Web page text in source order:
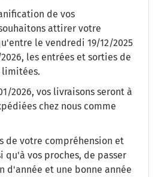
de vos
attirer votre
le vendredi 19/12/2025
les entrées et sorties de
limitées.
2026, vos livraisons seront à
chez nous comme
de votre compréhension et
qu'à vos proches, de passer
d'année et une bonne année